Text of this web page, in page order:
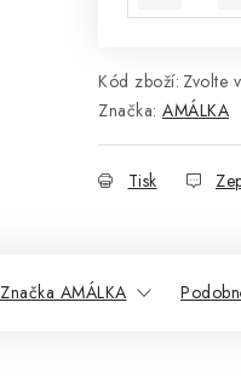
Kód zboží: Zvolte
Značka: AMÁLKA
Tisk
Značka AMÁLKA